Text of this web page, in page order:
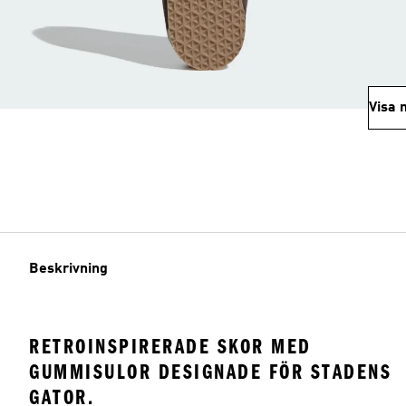
Visa
Beskrivning
RETROINSPIRERADE SKOR MED
GUMMISULOR DESIGNADE FÖR STADENS
GATOR.